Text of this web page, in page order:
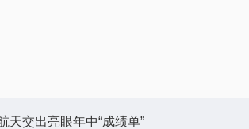
天交出亮眼年中“成绩单”